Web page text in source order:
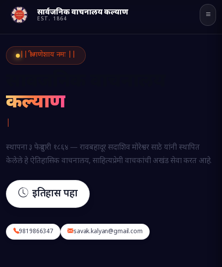
Powered
सार्वजनिक वाचनालय कल्याण
EST. 1864
|| श्री गणेशाय नमः ||
कल्याण
स्थापना ३ फेब्रुवारी १८६४ — रावबहादूर सदाशिव मोरेश्वर साठे यांनी स्थापित
केलेले हे ऐतिहासिक वाचनालय, साहित्यप्रेमी वाचकांची अखंड सेवा करत आहे.
इतिहास पहा
9819866347 savak.kalyan@gmail.com